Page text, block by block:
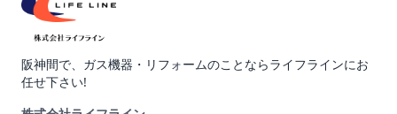
阪神間で、ガス機器・リフォームのことならライフラインにお
任せ下さい!